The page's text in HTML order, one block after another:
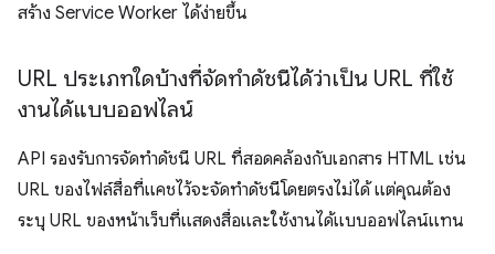
สร้าง Service Worker ได้ง่ายขึ้น
URL ประเภทใดบ้างที่จัดทําดัชนีได้ว่าเป็น URL ที่ใช้
งานได้แบบออฟไลน์
API รองรับการจัดทําดัชนี URL ที่สอดคล้องกับเอกสาร HTML เช่น
URL ของไฟล์สื่อที่แคชไว้จะจัดทำดัชนีโดยตรงไม่ได้ แต่คุณต้อง
ระบุ URL ของหน้าเว็บที่แสดงสื่อและใช้งานได้แบบออฟไลน์แทน